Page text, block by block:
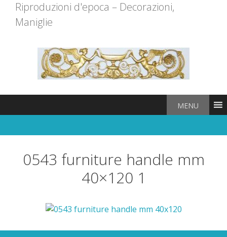
Riproduzioni d'epoca – Decorazioni,
Maniglie
MENU
0543 furniture handle mm
40×120 1